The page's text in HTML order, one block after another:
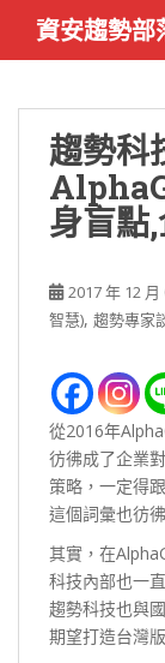
i
資安趨勢部
趨勢科
身盲點
2017 年 12 月
智慧), 趨勢專家
從2016年
彷彿成了企業
策略，一定得
這個詞彙也彷
其實，在
科技內部也一
趨勢科技也與
期望打造台灣